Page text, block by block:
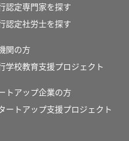
認定専門家を探す
認定社労士を探す
関の方
学校教育⽀援プロジェクト
トアップ企業の方
ートアップ支援プロジェクト